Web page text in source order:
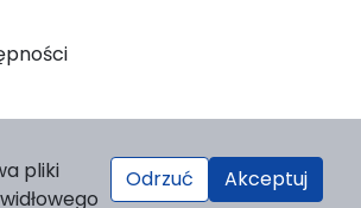
by LIBCOM
pliki
Odrzuć Akceptuj